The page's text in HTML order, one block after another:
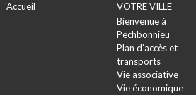
Accueil
VOTRE VILLE
Bienvenue à
Pechbonnieu
Plan d’accès et
transports
Vie associative
Vie économique